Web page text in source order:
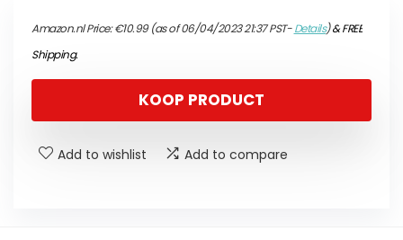
Amazon.nl Price:€10.99(as of 06/04/2023 21:37 PST-Details)&FREE
Shipping.
KOOP PRODUCT
Add to wishlist Add to compare